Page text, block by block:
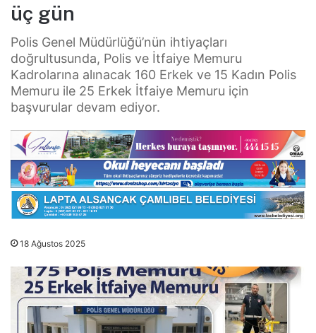
üç gün
Polis Genel Müdürlüğü’nün ihtiyaçları
doğrultusunda, Polis ve İtfaiye Memuru
Kadrolarına alınacak 160 Erkek ve 15 Kadın Polis
Memuru ile 25 Erkek İtfaiye Memuru için
başvurular devam ediyor.
18 Ağustos 2025